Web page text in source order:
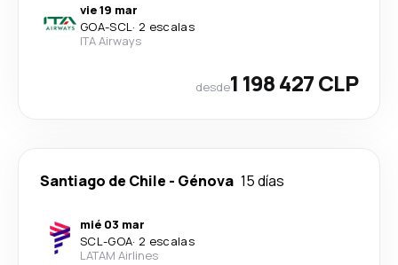
vie 19 mar
GOA-SCL· 2 escalas
ITA Airways
desde1 198 427 CLP
Santiago de Chile - Génova 15 días
mié 03 mar
SCL-GOA· 2 escalas
LATAM Airlines